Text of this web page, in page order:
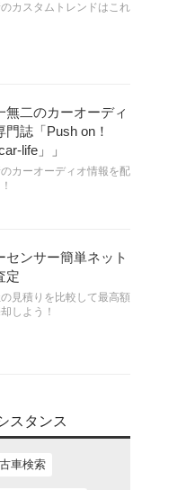
カスタムトレンドはこれ
無二のカーオーディ
門誌「Push on！
life」」
カーオーディオ情報を配
センサー簡単ネット
定
見積りを比較して最高額
しよう！
スタンス
車検索